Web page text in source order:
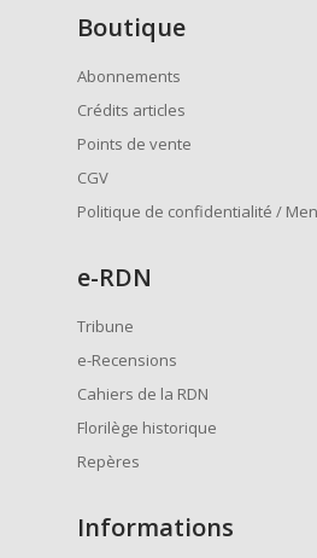
Boutique
Abonnements
Crédits articles
Points de vente
CGV
Politique de confidentialité /
e-RDN
Tribune
e-Recensions
Cahiers de la RDN
Florilège historique
Repères
Informations